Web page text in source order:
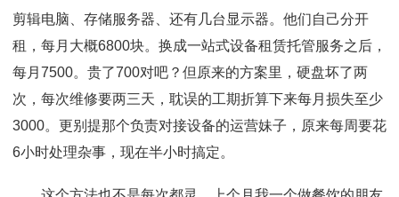
剪辑电脑、存储服务器、还有几台显示器。他们自己分开
租，每月大概6800块。换成一站式设备租赁托管服务之后，
每月7500。贵了700对吧？但原来的方案里，硬盘坏了两
次，每次维修要两三天，耽误的工期折算下来每月损失至少
3000。更别提那个负责对接设备的运营妹子，原来每周要花
6小时处理杂事，现在半小时搞定。